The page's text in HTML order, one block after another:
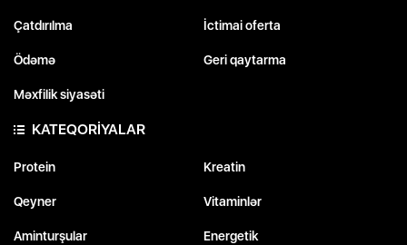
Çatdırılma İctimai oferta
Ödəmə Geri qaytarma
Məxfilik siyasəti
KATEQORİYALAR
Protein Kreatin
Qeyner Vitaminlər
Aminturşular Energetik